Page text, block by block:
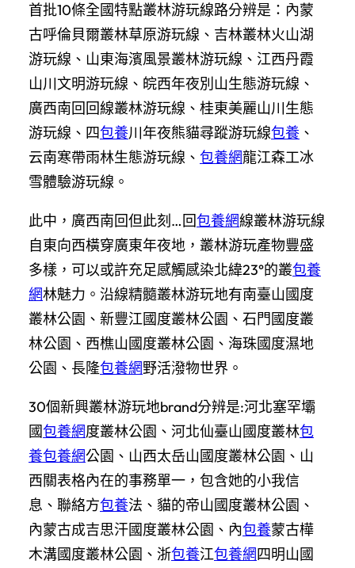
首批10條全國特點叢林游玩線路分辨是：內蒙
古呼倫貝爾叢林草原游玩線、吉林叢林火山湖
游玩線、山東海濱風景叢林游玩線、江西丹霞
山川文明游玩線、皖西年夜別山生態游玩線、
廣西南回回線叢林游玩線、桂東美麗山川生態
游玩線、四包養川年夜熊貓尋蹤游玩線包養 、
云南寒帶雨林生態游玩線、 包養網龍江森工冰
雪體驗游玩線。
此中，廣西南回但此刻…回包養網線叢林游玩線
自東向西橫穿廣東年夜地，叢林游玩產物豐盛
多樣，可以或許充足感觸感染北緯23°的叢包養
網林魅力。沿線精髓叢林游玩地有南臺山國度
叢林公園、新豐江國度叢林公園、石門國度叢
林公園、西樵山國度叢林公園、海珠國度濕地
公園、長隆包養網野活潑物世界。
30個新興叢林游玩地brand分辨是:河北塞罕壩
國包養網度叢林公園、河北仙臺山國度叢林包
養包養網公園、山西太岳山國度叢林公園、山
西關表格內在的事務單一，包含她的小我信
息、聯絡方包養法、貓的帝山國度叢林公園、
內蒙古成吉思汗國度叢林公園、內包養蒙古樺
木溝國度叢林公園、浙包養江包養網四明山國